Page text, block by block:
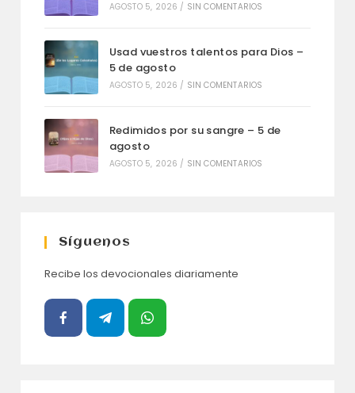
AGOSTO 5, 2026 / SIN COMENTARIOS
Usad vuestros talentos para Dios –
5 de agosto
AGOSTO 5, 2026 / SIN COMENTARIOS
Redimidos por su sangre – 5 de
agosto
AGOSTO 5, 2026 / SIN COMENTARIOS
Síguenos
Recibe los devocionales diariamente